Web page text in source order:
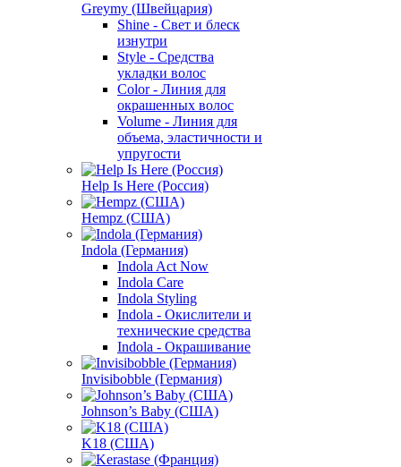
Greymy (Швейцария)
Shine - Свет и блеск
изнутри
Style - Средства
укладки волос
Color - Линия для
окрашенных волос
Volume - Линия для
объема, эластичности и
упругости
Help Is Here (Россия)
Hempz (США)
Indola (Германия)
Indola Act Now
Indola Care
Indola Styling
Indola - Окислители и
технические средства
Indola - Окрашивание
Invisibobble (Германия)
Johnson’s Baby (США)
K18 (США)